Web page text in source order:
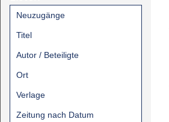
Neuzugänge
Titel
Autor / Beteiligte
Ort
Verlage
Zeitung nach Datum